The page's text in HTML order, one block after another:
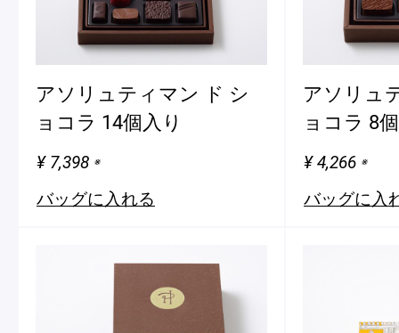
ピエール・エルメ・パリ
Notre Maison
店舗一覧
アソリュティマン ド シ
ョコラ 14個入り
¥ 7,398 ※
バッグに入れる
アソリュ
ョコラ 8
¥ 4,266 ※
バッグに入